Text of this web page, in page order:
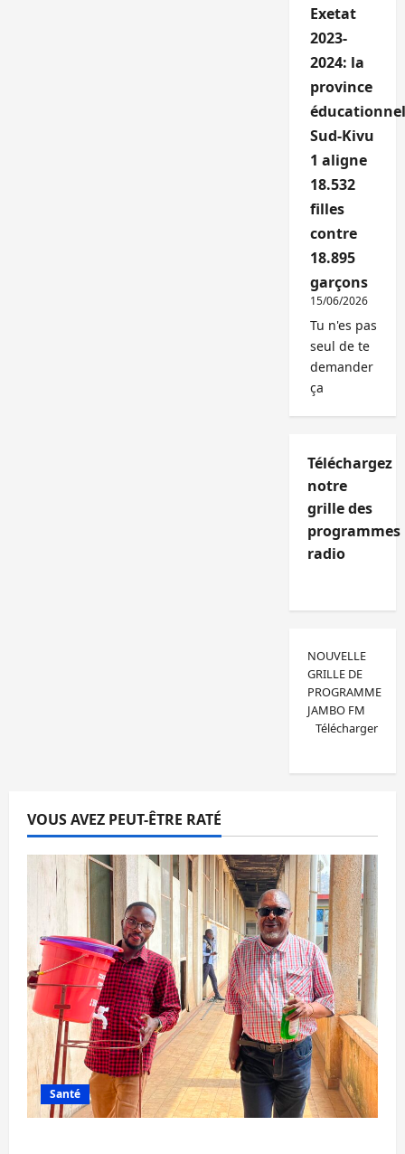
Exetat
2023-
2024: la
province
Sud-Kivu
1 aligne
18.532
filles
contre
18.895
garçons
15/06/2026
Tu n'es pas
seul de te
demander
ça
Téléchargez
notre
grille des
programmes
radio
NOUVELLE
GRILLE DE
PROGRAMME
JAMBO FM
Télécharger
VOUS AVEZ PEUT-ÊTRE RATÉ
Santé